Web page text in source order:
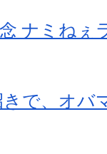
念 ナミね
で、オバ